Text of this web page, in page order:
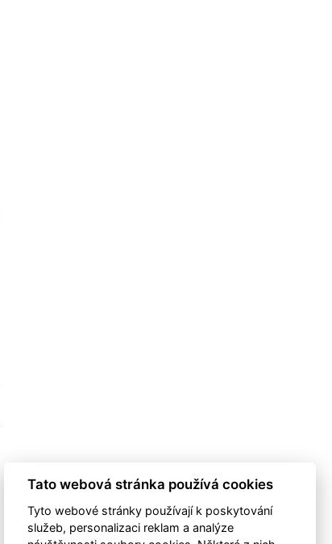
Tato webová stránka používá cookies
Tyto webové stránky používají k poskytování
služeb, personalizaci reklam a analýze